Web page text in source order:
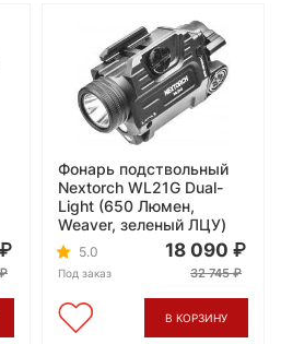
Фонарь подствольный
Nextorch WL21G Dual-
Light (650 Люмен,
Weaver, зеленый ЛЦУ)
5.0
Под заказ
18 090
32 745
В КОРЗИНУ